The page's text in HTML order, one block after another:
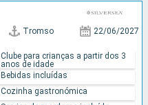
Tromso 22/06/2027
Clube para crianças a partir dos 3
anos de idade
Bebidas incluídas
Cozinha gastronómica